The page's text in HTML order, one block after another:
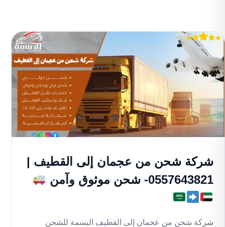
شركة شحن من عجمان إلى القطيف |
0557643821- شحن موثوق وآمن
شركة شحن من عجمان إلى القطيف البسمة للشحن